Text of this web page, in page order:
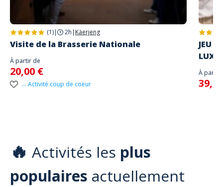
(1)| 2h | Käerjeng
Visite de la Brasserie Nationale
À partir de
20,00 €
... Activité coup de coeur
JEU
À partir
🔥 Activités les plus
populaires actuellement